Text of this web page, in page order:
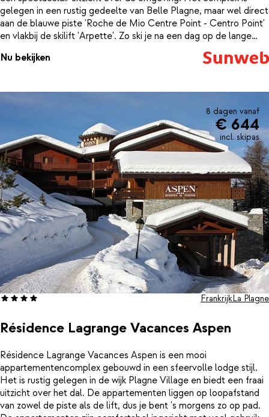
gelegen in een rustig gedeelte van Belle Plagne, maar wel direct
aan de blauwe piste 'Roche de Mio Centre Point - Centro Point'
en vlakbij de skilift 'Arpette'. Zo ski je na een dag op de lange
latten zo terug naar je appartement. Ook het mooie centrum van
Belle Plagne is niet ver: dit vind je op slechts 250 meter van de
geen zin hebt om te koken kun je terecht in het restaurant van de
résidence 'Le Chalet'. Ben je na een dag skiën even genoeg in de
buitenlucht geweest? Neem dan een duik in het verwarmde
binnenzwembad of kom weer op temperatuur in de sauna van het
wellnesscentrum 'Balcons de Belle Plagne'.
Nu bekijken
8 dagen vanaf
€ 644
incl. skipas
Résidence Lagrange Vacances Aspen
FrankrijkLa Plagne
Résidence Lagrange Vacances Aspen is een mooi
appartementencomplex gebouwd in een sfeervolle lodge stijl.
Het is rustig gelegen in de wijk Plagne Village en biedt een fraai
uitzicht over het dal. De appartementen liggen op loopafstand
van zowel de piste als de lift, dus je bent 's morgens zo op pad.